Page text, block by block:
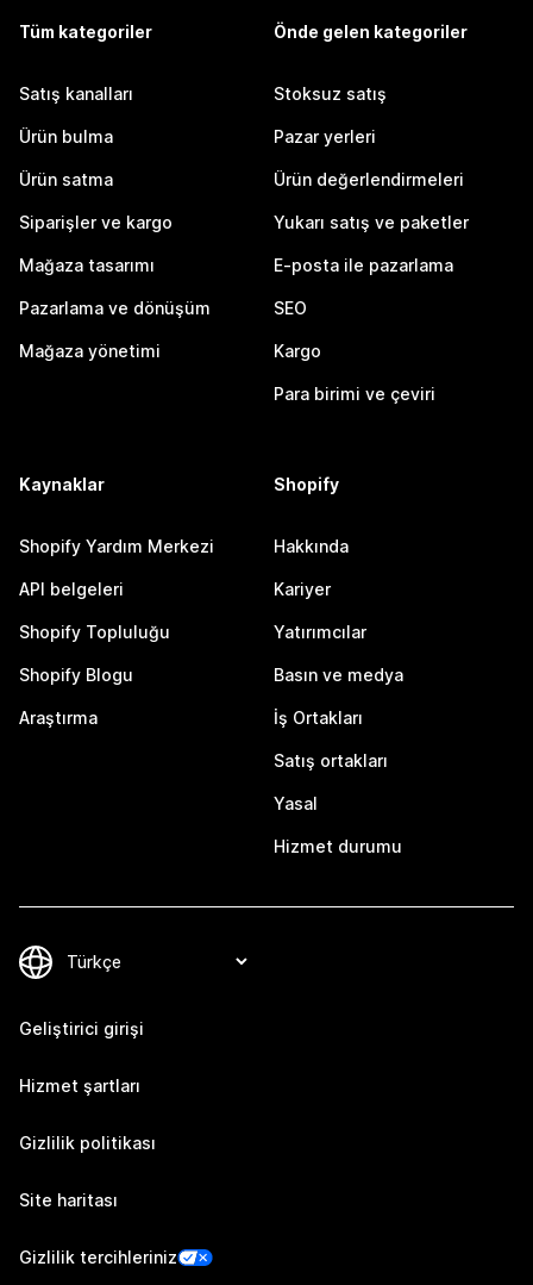
Tüm kategoriler
Satış kanalları
Ürün bulma
Ürün satma
Siparişler ve kargo
Mağaza tasarımı
Pazarlama ve dönüşüm
Mağaza yönetimi
Önde gelen kategoriler
Stoksuz satış
Pazar yerleri
Ürün değerlendirmeleri
Yukarı satış ve paketler
E-posta ile pazarlama
SEO
Kargo
Para birimi ve çeviri
Kaynaklar
Shopify Yardım Merkezi
API belgeleri
Shopify Topluluğu
Shopify Blogu
Araştırma
Shopify
Hakkında
Kariyer
Yatırımcılar
Basın ve medya
İş Ortakları
Satış ortakları
Yasal
Hizmet durumu
Geliştirici girişi
Hizmet şartları
Gizlilik politikası
Site haritası
Gizlilik tercihleriniz